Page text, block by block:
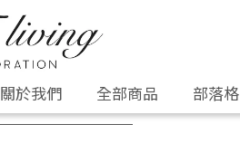
關於我們 全部商品 部落格